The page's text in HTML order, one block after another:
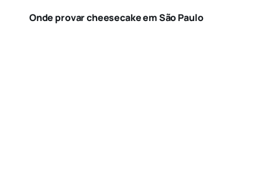
Onde provar cheesecake em São Paulo